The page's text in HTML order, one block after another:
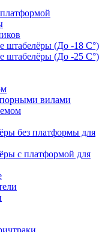
штабелёры (До -18 C°)
штабелёры (До -25 C°)
вилами
без платформы для
с платформой для